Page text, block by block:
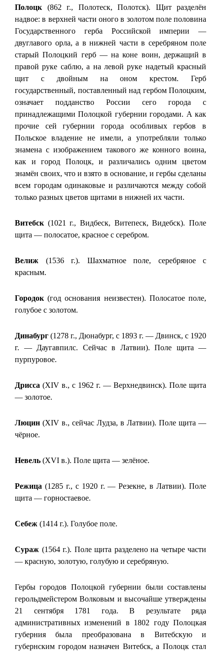
Полоцк (862 г., Полотеск, Полотск). Щит разделён
надвое: в верхней части оного в золотом поле половина
Государственного герба Российской империи —
двуглавого орла, а в нижней части в серебряном поле
старый Полоцкий герб — на коне воин, держащий в
правой руке саблю, а на левой руке надетый красный
щит с двойным на оном крестом. Герб
государственный, поставленный над гербом Полоцким,
означает подданство России сего города с
принадлежащими Полоцкой губернии городами. А как
прочие сей губернии города особливых гербов в
Польское владение не имели, а употребляли только
знамена с изображением такового же конного воина,
как и город Полоцк, и различались одним цветом
знамён своих, что и взято в основание, и гербы сделаны
всем городам одинаковые и различаются между собой
только разных цветов щитами в нижней их части.
Витебск (1021 г., Видбеск, Витепеск, Видебск). Поле
щита — полосатое, красное с серебром.
Велиж (1536 г.). Шахматное поле, серебряное с
красным.
Городок(год основания неизвестен). Полосатое поле,
голубое с золотом.
Динабург (1278 г., Дюнабург, с 1893 г. — Двинск, с 1920
г. — Даугавпилс. Сейчас в Латвии). Поле щита —
пурпуровое.
Дрисса (XIV в., с 1962 г. — Верхнедвинск). Поле щита
— золотое.
Люцин (XIV в., сейчас Лудза, в Латвии). Поле щита —
чёрное.
Невель (XVI в.). Поле щита — зелёное.
Режица (1285 г., с 1920 г. — Резекне, в Латвии). Поле
щита — горностаевое.
Себеж (1414 г.). Голубое поле.
Сураж (1564 г.). Поле щита разделено на четыре части
— красную, золотую, голубую и серебряную.
Гербы городов Полоцкой губернии были составлены
герольдмейстером Волковым и высочайше утверждены
21 сентября 1781 года. В результате ряда
административных изменений в 1802 году Полоцкая
губерния была преобразована в Витебскую и
губернским городом назначен Витебск, а Полоцк стал